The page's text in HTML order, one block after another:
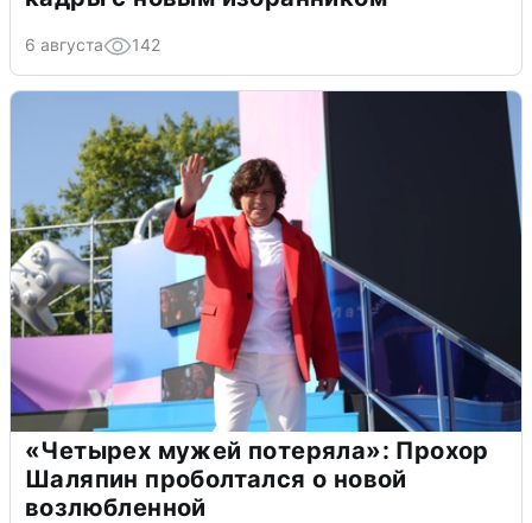
6 августа 142
«Четырех мужей потеряла»: Прохор
Шаляпин проболтался о новой
возлюбленной